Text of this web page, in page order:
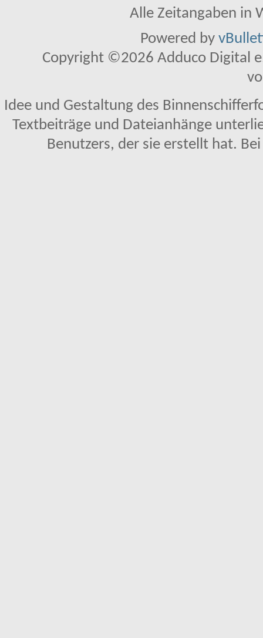
Alle Zeitangaben in
Powered by
Copyright ©2026 Adduco Digital
Idee und Gestaltung des
Textbeiträge und Dateianhänge
Benutzers, der sie erstellt hat.